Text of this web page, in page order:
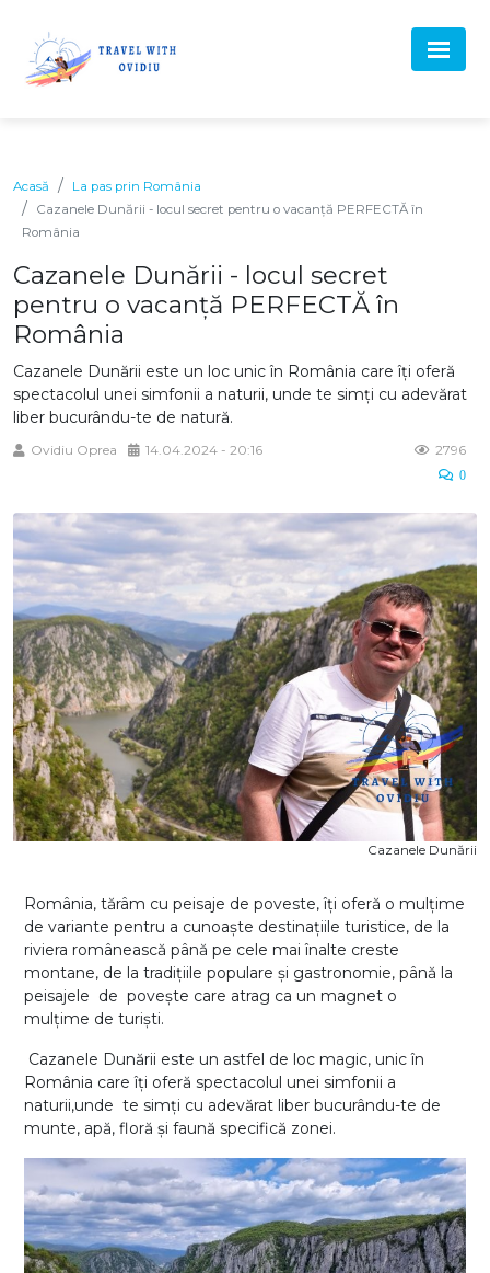
Acasă
La pas prin România
Cazanele Dunării - locul secret pentru o vacanță PERFECTĂ în
România
Cazanele Dunării - locul secret
pentru o vacanță PERFECTĂ în
România
Cazanele Dunării este un loc unic în România care îți oferă
spectacolul unei simfonii a naturii, unde te simți cu adevărat
liber bucurându-te de natură.
Ovidiu Oprea 14.04.2024 - 20:16 2796
0
Cazanele Dunării
România, tărâm cu peisaje de poveste, îți oferă o mulțime
de variante pentru a cunoaște destinațiile turistice, de la
riviera românească până pe cele mai înalte creste
montane, de la tradițiile populare și gastronomie, până la
peisajele de povește care atrag ca un magnet o
mulțime de turiști.
Cazanele Dunării este un astfel de loc magic, unic în
România care îți oferă spectacolul unei simfonii a
naturii,unde te simți cu adevărat liber bucurându-te de
munte, apă, floră și faună specifică zonei.